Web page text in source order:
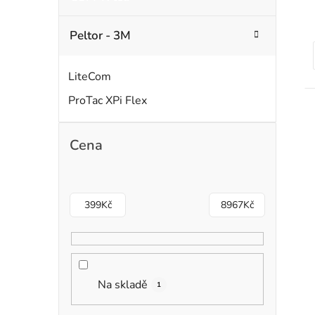
Peltor - 3M
LiteCom
ProTac XPi Flex
Cena
399Kč 8967Kč
Na skladě 1